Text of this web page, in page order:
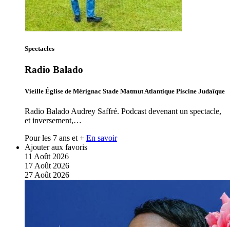
Spectacles
Radio Balado
Vieille Église de Mérignac Stade Matmut Atlantique Piscine Judaïque
Radio Balado Audrey Saffré. Podcast devenant un spectacle,
et inversement,…
Pour les 7 ans et + En savoir
Ajouter aux favoris
11 Août 2026
17 Août 2026
27 Août 2026